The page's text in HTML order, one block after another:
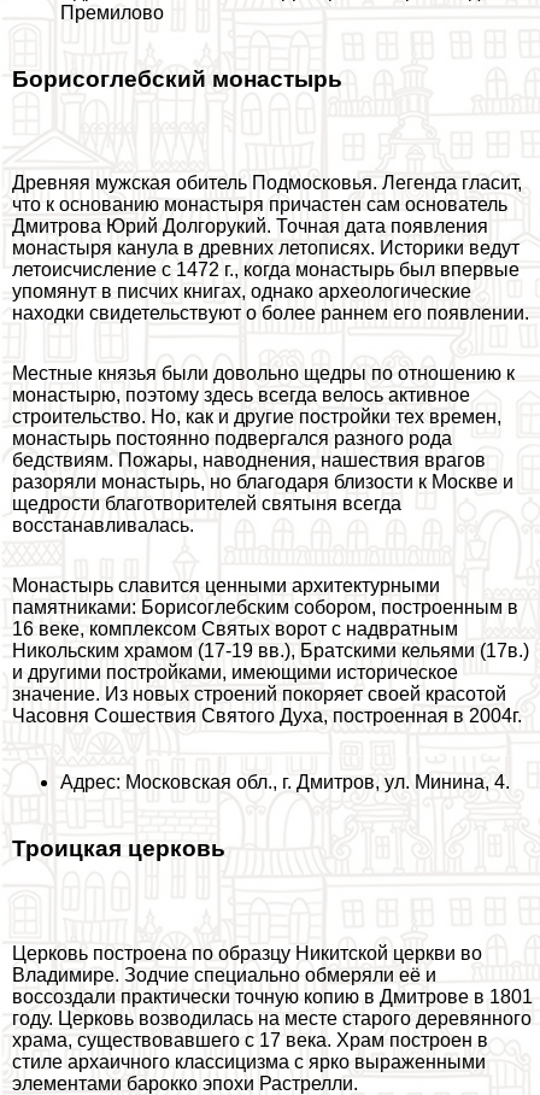
Премилово
Борисоглебский монастырь
Древняя мужская обитель Подмосковья. Легенда гласит,
что к основанию монастыря причастен сам основатель
Дмитрова Юрий Долгорукий. Точная дата появления
монастыря канула в древних летописях. Историки ведут
летоисчисление с 1472 г., когда монастырь был впервые
упомянут в писчих книгах, однако археологические
находки свидетельствуют о более раннем его появлении.
Местные князья были довольно щедры по отношению к
монастырю, поэтому здесь всегда велось активное
строительство. Но, как и другие постройки тех времен,
монастырь постоянно подвергался разного рода
бедствиям. Пожары, наводнения, нашествия врагов
разоряли монастырь, но благодаря близости к Москве и
щедрости благотворителей святыня всегда
восстанавливалась.
Монастырь славится ценными архитектурными
памятниками: Борисоглебским собором, построенным в
16 веке, комплексом Святых ворот с надвратным
Никольским храмом (17-19 вв.), Братскими кельями (17в.)
и другими постройками, имеющими историческое
значение. Из новых строений покоряет своей красотой
Часовня Сошествия Святого Духа, построенная в 2004г.
Адрес: Московская обл., г. Дмитров, ул. Минина, 4.
Троицкая церковь
Церковь построена по образцу Никитской церкви во
Владимире. Зодчие специально обмеряли её и
воссоздали пpaктически точную копию в Дмитрове в 1801
году. Церковь возводилась на месте старого деревянного
храма, существовавшего с 17 века. Храм построен в
стиле архаичного классицизма с ярко выраженными
элементами барокко эпохи Растрелли.